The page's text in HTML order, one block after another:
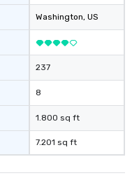
Washington, US
237
8
1.800 sq ft
7.201 sq ft